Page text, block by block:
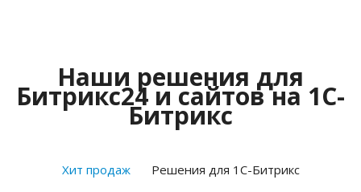
Наши решения для
Битрикс24 и сайтов на 1С-
Битрикс
Хит продаж Решения для 1С-Битрикс